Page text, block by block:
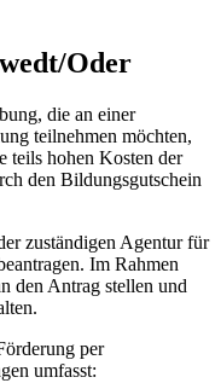
Oder
die an einer
teilnehmen möchten,
teils hohen Kosten der
den Bildungsgutschein
zuständigen Agentur für
Im Rahmen
den Antrag stellen und
per
umfasst: